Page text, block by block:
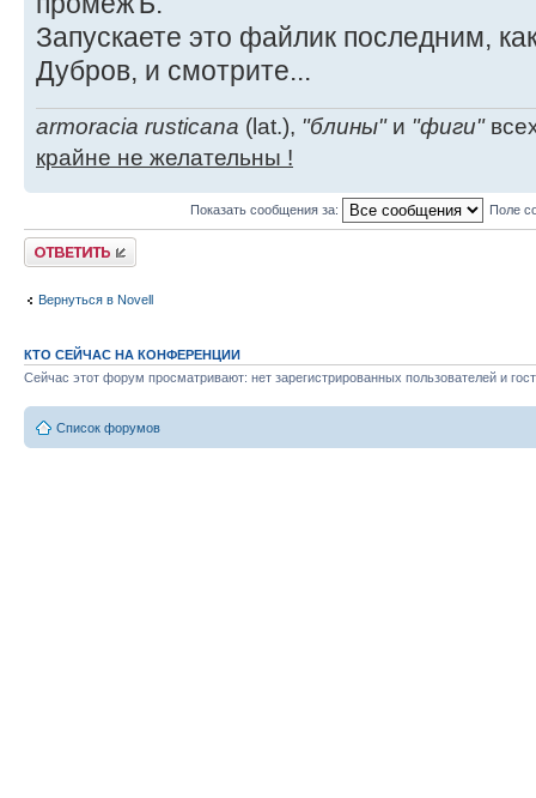
Запускаете это файлик последним,
Дубров, и смотрите...
armoracia rusticana (lat.), "блины"и "фиги"
крайне не желательны !
Показать сообщения за: Поле
Ответить
Вернуться в Novell
КТО СЕЙЧАС НА КОНФЕРЕНЦИИ
Сейчас этот форум просматривают: нет зарегистрированных пользователей и
Список форумов